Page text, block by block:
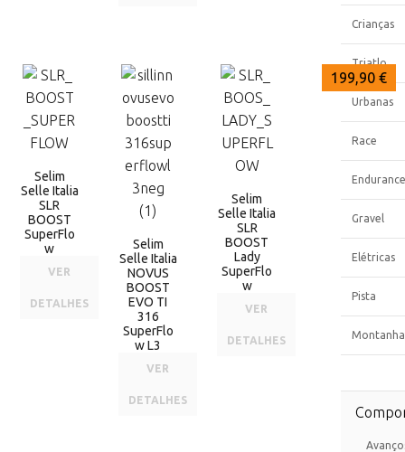
224,90 €
Selim
Selle Italia
SLR
BOOST
SuperFlo
w
VER
DETALHES
209,90 €
Selim
Selle Italia
NOVUS
BOOST
EVO TI
316
SuperFlo
w L3
VER
DETALHES
199,90 €
Selim
Selle Italia
SLR
BOOST
Lady
SuperFlo
w
VER
DETALHES
Crianças
Triatlo
Urbanas
Race
Endurance
Gravel
Elétricas
Pista
Montanha